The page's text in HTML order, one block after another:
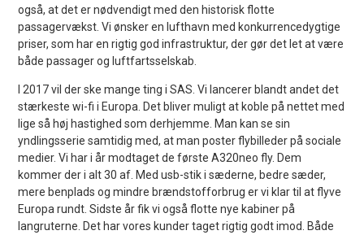
også, at det er nødvendigt med den historisk flotte
passagervækst. Vi ønsker en lufthavn med konkurrencedygtige
priser, som har en rigtig god infrastruktur, der gør det let at være
både passager og luftfartsselskab.
I 2017 vil der ske mange ting i SAS. Vi lancerer blandt andet det
stærkeste wi-fi i Europa. Det bliver muligt at koble på nettet med
lige så høj hastighed som derhjemme. Man kan se sin
yndlingsserie samtidig med, at man poster flybilleder på sociale
medier. Vi har i år modtaget de første A320neo fly. Dem
kommer der i alt 30 af. Med usb-stik i sæderne, bedre sæder,
mere benplads og mindre brændstofforbrug er vi klar til at flyve
Europa rundt. Sidste år fik vi også flotte nye kabiner på
langruterne. Det har vores kunder taget rigtig godt imod. Både